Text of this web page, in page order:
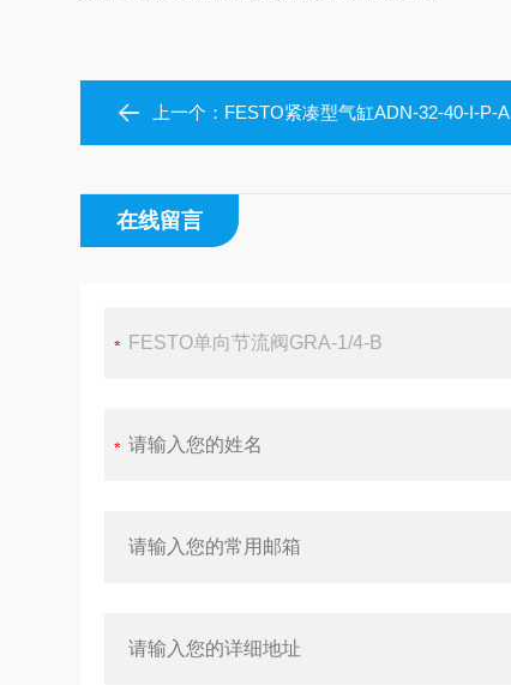
上一个： FESTO紧凑型气缸ADN-32-40-I-P-A
在线留言